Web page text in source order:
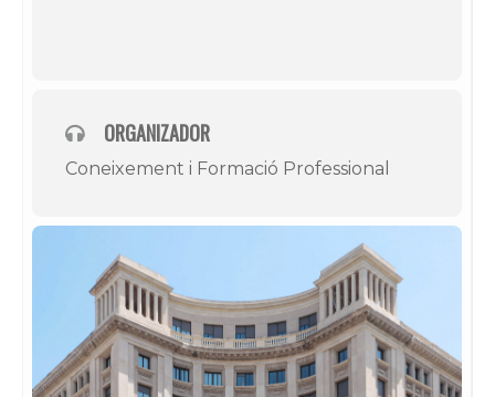
ORGANIZADOR
Coneixement i Formació Professional